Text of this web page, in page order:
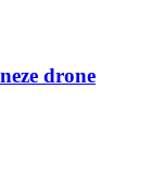
drone